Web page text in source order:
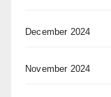
December 2024
November 2024